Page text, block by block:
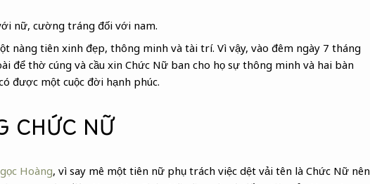
nữ, cường tráng đối với nam.
nàng tiên xinh đẹp, thông minh và tài trí. Vì vậy, vào đêm ngày 7 tháng
để thờ cúng và cầu xin Chức Nữ ban cho họ sự thông minh và hai bàn
được một cuộc đời hạnh phúc.
CHỨC NỮ
Hoàng, vì say mê một tiên nữ phụ trách việc dệt vải tên là Chức Nữ nên